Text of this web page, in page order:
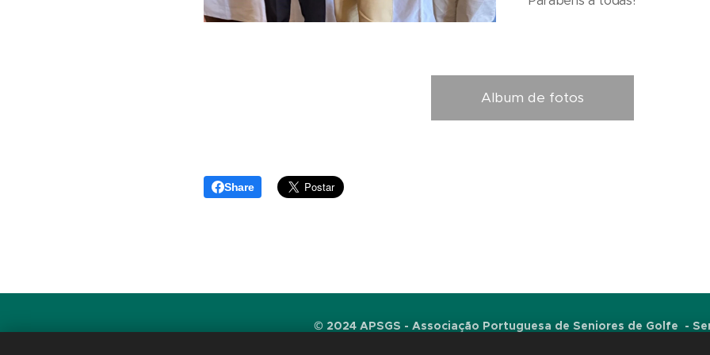
Album de fotos
Share
© 2024 APSGS - Associação Portuguesa de Seniores de Golfe -